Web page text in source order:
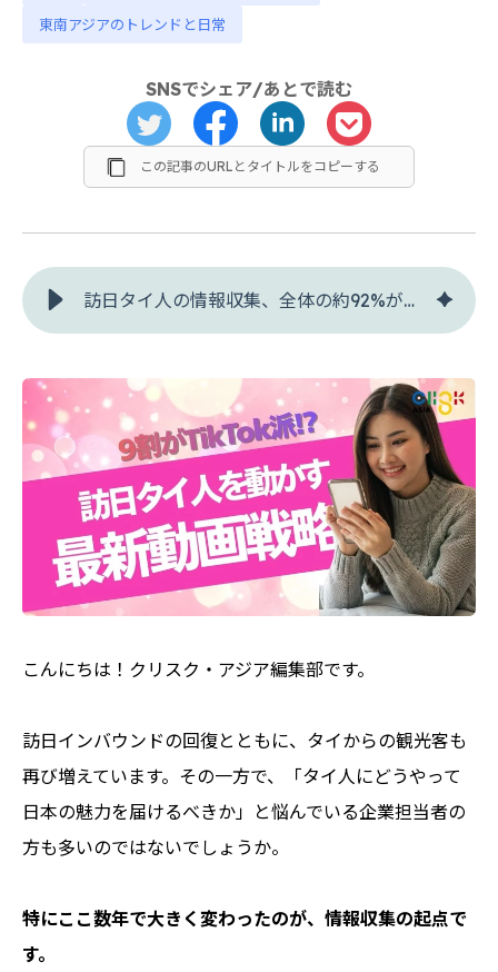
東南アジアのトレンドと日常
SNSでシェア/あとで読む
この記事のURLとタイトルをコピーする
訪日タイ人の情報収集、全体の約92%が「TikTok」を活用して旅行計画を立てている？日本の魅力を伝える動画戦略【訪日外国人調査】
こんにちは！クリスク・アジア編集部です。
訪日インバウンドの回復とともに、タイからの観光客も
再び増えています。その一方で、「タイ人にどうやって
日本の魅力を届けるべきか」と悩んでいる企業担当者の
方も多いのではないでしょうか。
特にここ数年で大きく変わったのが、情報収集の起点で
す。